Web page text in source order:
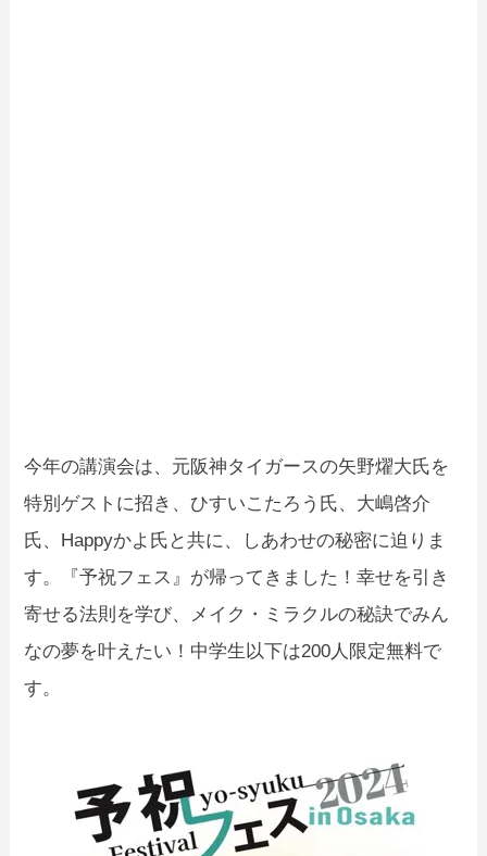
今年の講演会は、元阪神タイガースの矢野燿大氏を
特別ゲストに招き、ひすいこたろう氏、大嶋啓介
氏、Happyかよ氏と共に、しあわせの秘密に迫りま
す。『予祝フェス』が帰ってきました！幸せを引き
寄せる法則を学び、メイク・ミラクルの秘訣でみん
なの夢を叶えたい！中学生以下は200人限定無料で
す。